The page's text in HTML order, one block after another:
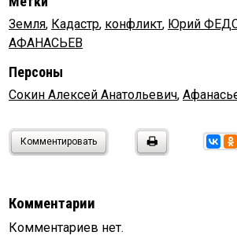
Земля, Кадастр, конфликт, Юрий
АФАНАСЬЕВ
Персоны
Сокин Алексей Анатольевич,
Комментировать
Комментарии
Комментариев нет.